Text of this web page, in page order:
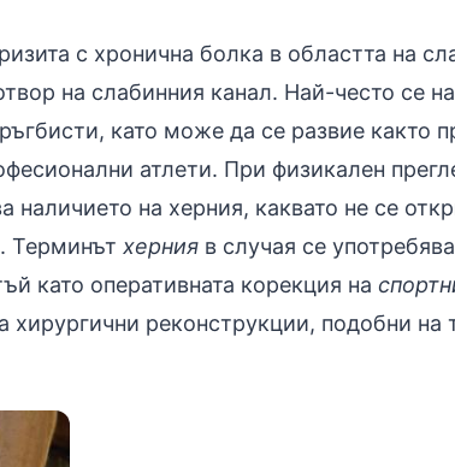
с хронична болка в областта на
на слабинния канал. Най-често се
като може да се развие както
атлети. При физикален
наличието на херния, каквато не се
Терминът херния в случая се
като оперативната корекция на
хирургични реконструкции, подобни на